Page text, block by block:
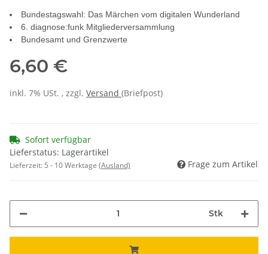
Bundestagswahl: Das Märchen vom digitalen Wunderland
6. diagnose:funk Mitgliederversammlung
Bundesamt und Grenzwerte
6,60 €
inkl. 7% USt. , zzgl. Versand (Briefpost)
Sofort verfügbar
Lieferstatus: Lagerartikel
Lieferzeit: 5 - 10 Werktage (Ausland) Frage zum Artikel
Stk